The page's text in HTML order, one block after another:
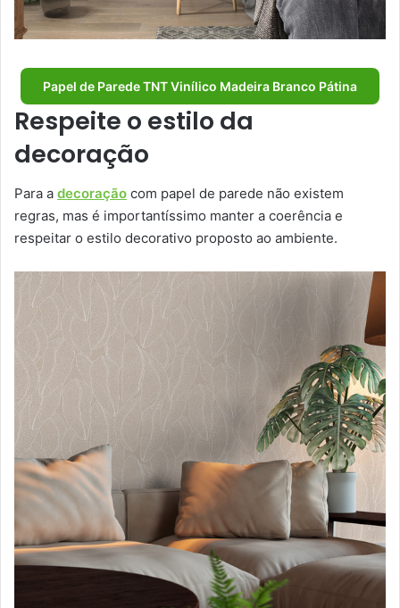
Papel de Parede TNT Vinílico Madeira Branco Pátina
Respeite o estilo da
decoração
Para a decoração com papel de parede não existem
regras, mas é importantíssimo manter a coerência e
respeitar o estilo decorativo proposto ao ambiente.